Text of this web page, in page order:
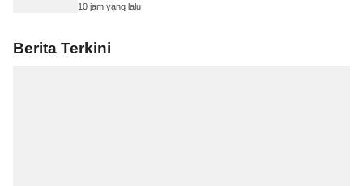
10 jam yang lalu
Berita Terkini